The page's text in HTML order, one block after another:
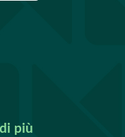
più